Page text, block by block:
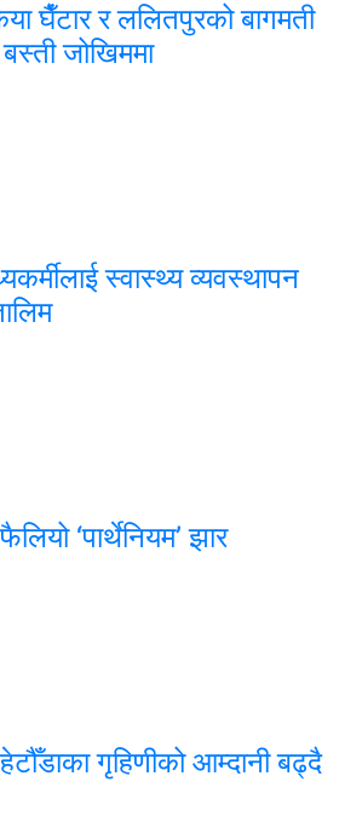
घैँटार र ललितपुरको बागमती
जोखिममा
स्वास्थ्य व्यवस्थापन
‘पार्थेनियम’ झार
गृहिणीको आम्दानी बढ्दै